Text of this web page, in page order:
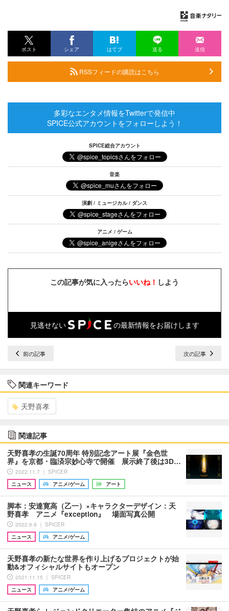
ポスト シェア はてブ 送る 送信
RSSフィードの購読はこちら
多彩なエンタメ情報をTwitterで発信中
SPICE公式アカウントをフォローしよう！
SPICE総合アカウント
音楽
演劇 / ミュージカル / ダンス
アニメ / ゲーム
この記事が気に入ったらいいね！ しよう
見逃せない の最新情報をお届けします
前の記事 次の記事
関連キーワード
天野喜孝
関連記事
天野喜孝の生誕70周年 特別記念アート展『金色世
界』を京都・臨済宗妙心寺で開催 展示終了後は3D…
2022.11.7 ｜ SPICER
ニュース
アニメ/ゲーム アート
脚本：安達寛高（乙一）×キャラクターデザイン：天
野喜孝 アニメ『exception』 場面写真公開
2022.6.9 ｜ SPICER
ニュース
アニメ/ゲーム
天野喜孝の新たな世界を作り上げるプロジェクトが始
動&オフィシャルサイトもオープン
2021.11.15 ｜ SPICER
ニュース
アニメ/ゲーム